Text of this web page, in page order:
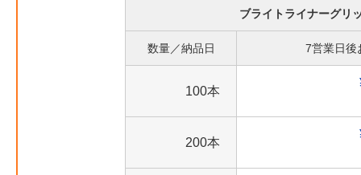
ブライトライナーグ
数量／納品日 7営業日後
100本
200本